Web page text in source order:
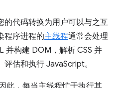
的代码转换为用户可以与之互
程序进程的主线程通常会处理
并构建 DOM，解析 CSS 并
估和执行 JavaScript。
此，每当主线程忙于执行其